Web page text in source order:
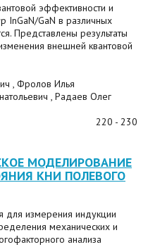
эффективности и
InGaN/GaN в различных
Представлены результаты
внешней квантовой
, Фролов Илья
, Радаев Олег
220 - 230
МОДЕЛИРОВАНИЕ
КНИ ПОЛЕВОГО
для измерения индукции
механических и
анализа